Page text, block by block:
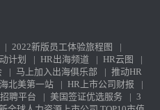
| 2022新版员工体验旅程图
|
计划 | HR出海频道 | HR云图
|
| 马上加入出海俱乐部 | 推动HR
北美第一站 | HR上市公司财报
|
聘平台 | 美国签证优选服务 | 3